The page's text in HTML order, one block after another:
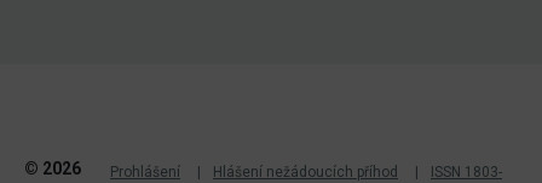
© 2026
Prohlášení Hlášení nežádoucích příhod
ISSN 1803-